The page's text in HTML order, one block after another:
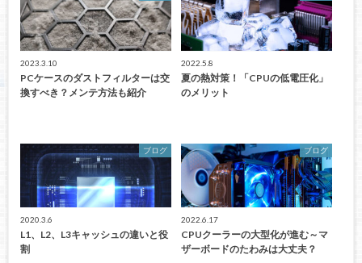
2023.3.10
PCケースのダストフィルターは交
換すべき？メンテ方法も紹介
2022.5.8
夏の熱対策！「CPUの低電圧化」
のメリット
ブログ
2020.3.6
L1、L2、L3キャッシュの違いと役
割
ブログ
2022.6.17
CPUクーラーの大型化が進む～マ
ザーボードのたわみは大丈夫？